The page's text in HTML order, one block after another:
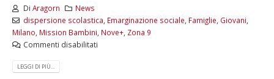
Di Aragorn
News
dispersione scolastica, Emarginazione sociale, Famiglie, Giovani,
Milano, Mission Bambini, Nove+, Zona 9
Commenti disabilitati
LEGGI DI PIÙ...